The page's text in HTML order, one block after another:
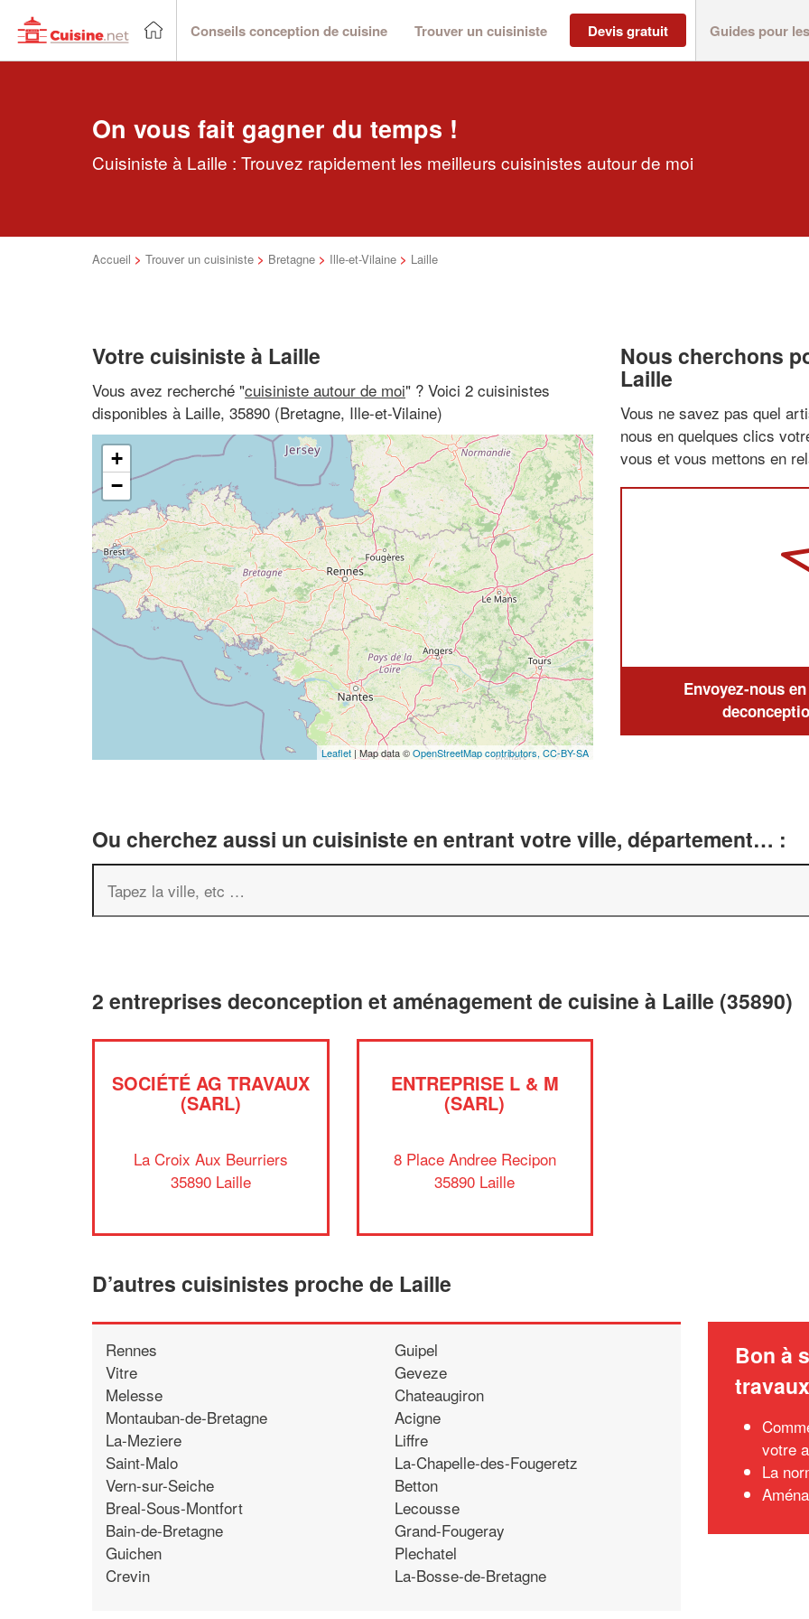
Conseils conception de cuisine Trouver un cuisiniste Devis gratuit Guides pour
On vous fait gagner du temps !
Cuisiniste à Laille : Trouvez rapidement les meilleurs cuisinistes autour de moi
Accueil > Trouver un cuisiniste > Bretagne > Ille-et-Vilaine > Laille
Votre cuisiniste à Laille
Vous avez recherché "cuisiniste autour de moi" ? Voici 2 cuisinistes
disponibles à Laille, 35890 (Bretagne, Ille-et-Vilaine)
+
−
Leaflet| Map data ©OpenStreetMap contributors, CC-BY-SA
Nous cherchons
Laille
Vous ne savez pas quel
nous en quelques clics
vous et vous mettons en
Envoyez-nous
Ou cherchez aussi un cuisiniste en entrant votre ville, département… :
2 entreprises deconception et aménagement de cuisine à Laille (35890)
SOCIÉTÉ AG TRAVAUX
(SARL)
La Croix Aux Beurriers
35890 Laille
ENTREPRISE L & M
(SARL)
8 Place Andree Recipon
35890 Laille
D’autres cuisinistes proche de Laille
Rennes
Vitre
Melesse
Montauban-de-Bretagne
La-Meziere
Saint-Malo
Vern-sur-Seiche
Breal-Sous-Montfort
Bain-de-Bretagne
Guichen
Crevin
Guipel
Geveze
Chateaugiron
Acigne
Liffre
La-Chapelle-des-Fougeretz
Betton
Lecousse
Grand-Fougeray
Plechatel
La-Bosse-de-Bretagne
Bon à
travaux
votre
La